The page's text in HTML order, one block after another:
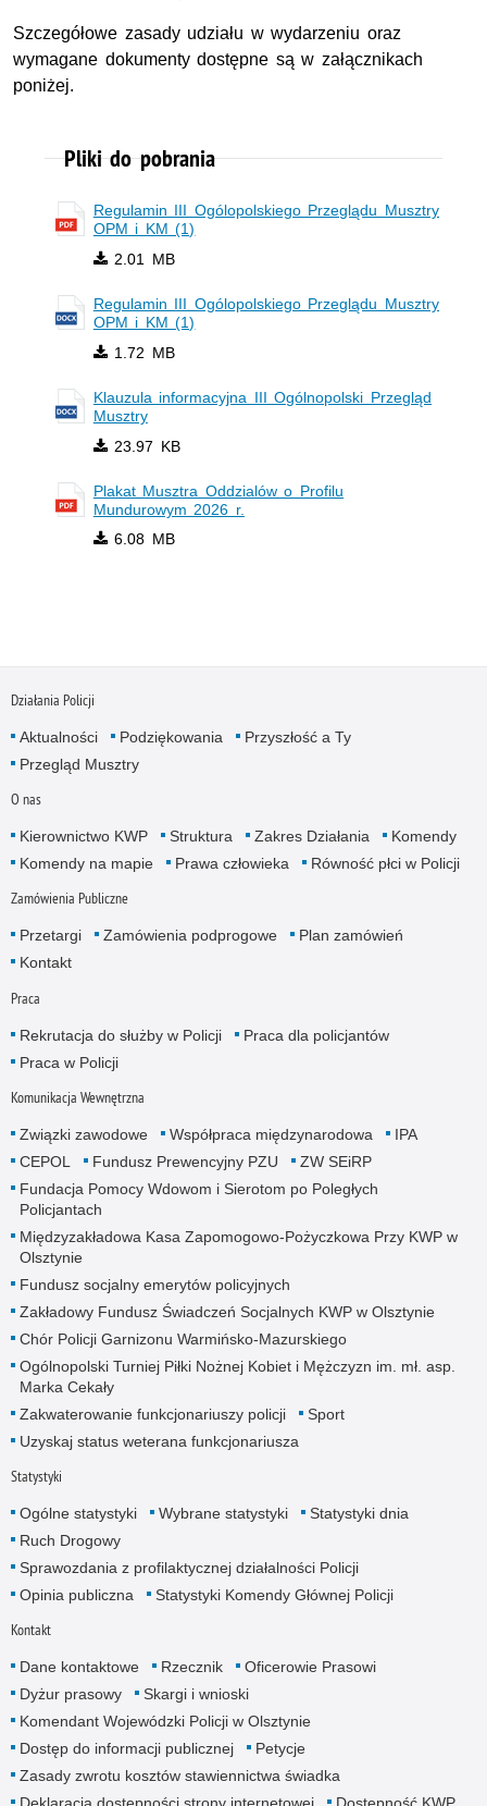
Szczegółowe zasady udziału w wydarzeniu oraz
wymagane dokumenty dostępne są w załącznikach
poniżej.
Pliki do pobrania
Regulamin III Ogólopolskiego Przeglądu Musztry
OPM i KM (1)
2.01 MB
Regulamin III Ogólopolskiego Przeglądu Musztry
OPM i KM (1)
1.72 MB
Klauzula informacyjna III Ogólnopolski Przegląd
Musztry
23.97 KB
Plakat Musztra Oddzialów o Profilu
Mundurowym 2026 r.
6.08 MB
Działania Policji
Aktualności Podziękowania
Przyszłość a Ty
Przegląd Musztry
O nas
Kierownictwo KWP Struktura Zakres Działania
Komendy
Komendy na mapie
Prawa człowieka Równość płci w Policji
Zamówienia Publiczne
Przetargi Zamówienia podprogowe
Plan zamówień
Kontakt
Praca
Rekrutacja do służby w Policji
Praca dla policjantów
Praca w Policji
Komunikacja Wewnętrzna
Związki zawodowe Współpraca międzynarodowa
IPA
CEPOL
Fundusz Prewencyjny PZU
ZW SEiRP
Fundacja Pomocy Wdowom i Sierotom po Poległych
Policjantach
Międzyzakładowa Kasa Zapomogowo-Pożyczkowa Przy KWP w
Olsztynie
Fundusz socjalny emerytów policyjnych
Zakładowy Fundusz Świadczeń Socjalnych KWP w Olsztynie
Chór Policji Garnizonu Warmińsko-Mazurskiego
Ogólnopolski Turniej Piłki Nożnej Kobiet i Mężczyzn im. mł. asp.
Marka Cekały
Zakwaterowanie funkcjonariuszy policji
Sport
Uzyskaj status weterana funkcjonariusza
Statystyki
Ogólne statystyki Wybrane statystyki
Statystyki dnia
Ruch Drogowy
Sprawozdania z profilaktycznej działalności Policji
Opinia publiczna
Statystyki Komendy Głównej Policji
Kontakt
Dane kontaktowe Rzecznik
Oficerowie Prasowi
Dyżur prasowy
Skargi i wnioski
Komendant Wojewódzki Policji w Olsztynie
Dostęp do informacji publicznej
Petycje
Zasady zwrotu kosztów stawiennictwa świadka